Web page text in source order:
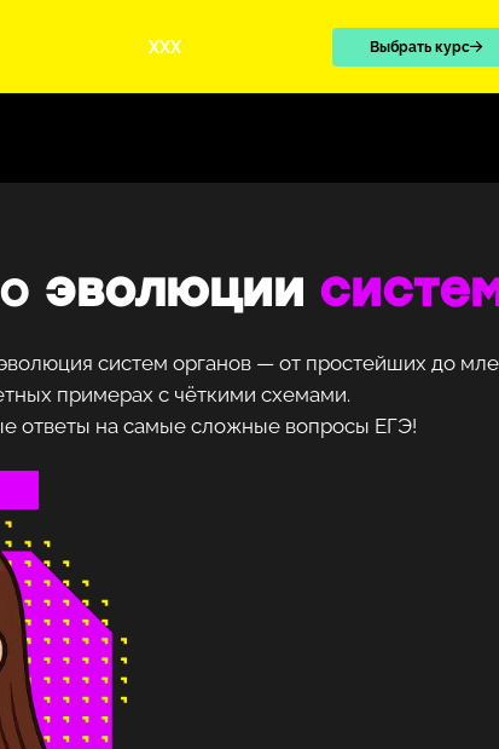
XXX Выбрать курс
эволюции
систем органов — от простейших до
примерах с чёткими схемами.
ответы на самые сложные вопросы ЕГЭ!